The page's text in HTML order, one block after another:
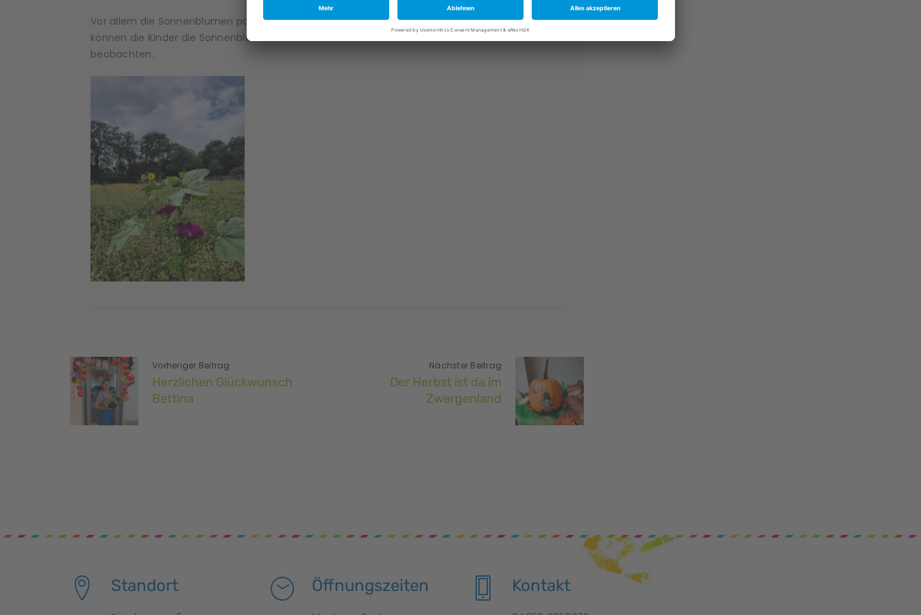
Vor allem die Sonnenblumen passen zu unserem aktuellen Thema Erntezeit und Herbst. Hier
können die Kinder die Sonnenblumen ansehen und den anschließenden Nutzen für die Tiere
beobachten.
Vorheriger Beitrag
Herzlichen Glückwunsch
Bettina
Nächster Beitrag
Der Herbst ist da im
Zwergenland
Standort Öffnungszeiten Kontakt